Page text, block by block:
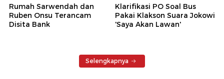
Rumah Sarwendah dan
Ruben Onsu Terancam
Disita Bank
Klarifikasi PO Soal Bus
Pakai Klakson Suara Jokowi
'Saya Akan Lawan'
Selengkapnya